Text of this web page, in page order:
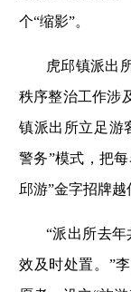
个“缩影”。
虎邱镇派出
秩序整治工作涉
镇派出所立足游
警务”模式，把
邱游”金字招牌越
“派出所去
效及时处置。”